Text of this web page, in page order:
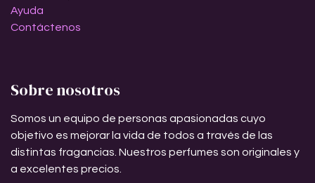
Ayuda
Contáctenos
Sobre nosotros
Somos un equipo de personas apasionadas cuyo
objetivo es mejorar la vida de todos a través de las
distintas fragancias. Nuestros perfumes son originales y
a excelentes precios.